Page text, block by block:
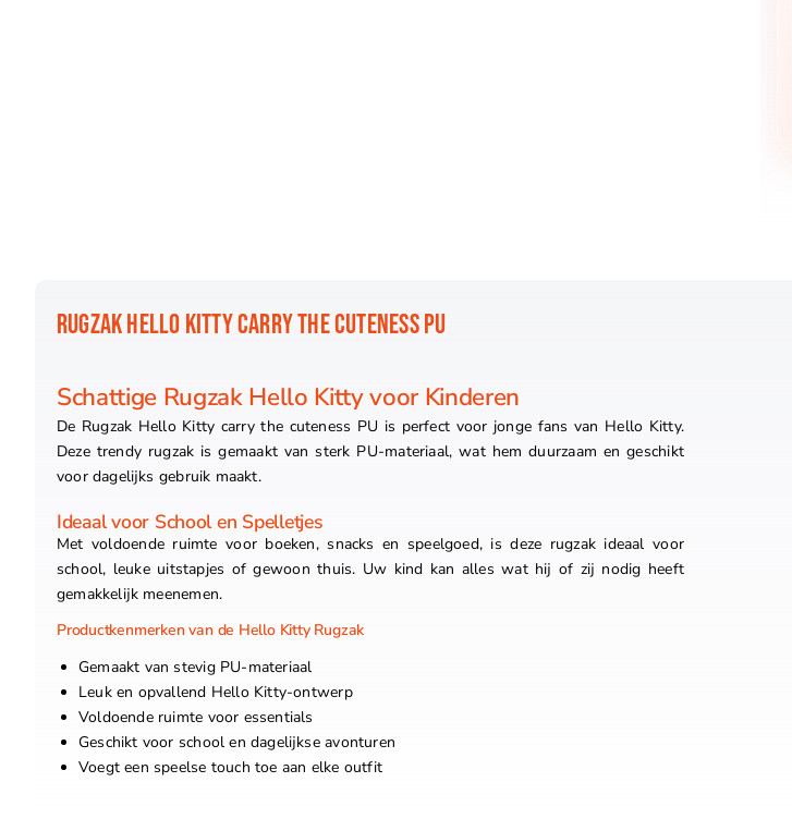
RUGZAK HELLO KITTY CARRY THE CUTENESS PU
Schattige Rugzak Hello Kitty voor Kinderen
De Rugzak Hello Kitty carry the cuteness PU is perfect voor jonge fans van Hello Kitty.
Deze trendy rugzak is gemaakt van sterk PU-materiaal, wat hem duurzaam en geschikt
voor dagelijks gebruik maakt.
Ideaal voor School en Spelletjes
Met voldoende ruimte voor boeken, snacks en speelgoed, is deze rugzak ideaal voor
school, leuke uitstapjes of gewoon thuis. Uw kind kan alles wat hij of zij nodig heeft
gemakkelijk meenemen.
Productkenmerken van de Hello Kitty Rugzak
Gemaakt van stevig PU-materiaal
Leuk en opvallend Hello Kitty-ontwerp
Voldoende ruimte voor essentials
Geschikt voor school en dagelijkse avonturen
Voegt een speelse touch toe aan elke outfit